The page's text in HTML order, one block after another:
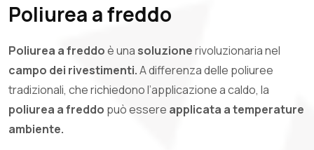
Poliurea a freddo
Poliurea a freddoè una soluzionerivoluzionaria nel
campo dei rivestimenti.A differenza delle poliuree
tradizionali, che richiedono l’applicazione a caldo, la
poliurea a freddo può essere applicata a temperature
ambiente.